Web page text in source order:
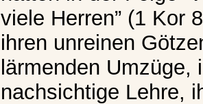
viele Herren” (1 Kor
ihren unreinen
lärmenden Umzüge,
nachsichtige Lehre,